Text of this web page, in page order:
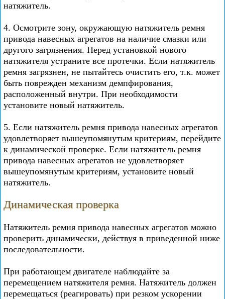
натяжитель.
4. Осмотрите зону, окружающую натяжитель ремня
привода навесных агрегатов на наличие смазки или
другого загрязнения. Перед установкой нового
натяжителя устраните все протечки. Если натяжитель
ремня загрязнен, не пытайтесь очистить его, т.к. может
быть поврежден механизм демпфирования,
расположенный внутри. При необходимости
установите новый натяжитель.
5. Если натяжитель ремня привода навесных агрегатов
удовлетворяет вышеупомянутым критериям, перейдите
к динамической проверке. Если натяжитель ремня
привода навесных агрегатов не удовлетворяет
вышеупомянутым критериям, установите новый
натяжитель.
Динамическая проверка
Натяжитель ремня привода навесных агрегатов можно
проверить динамически, действуя в приведенной ниже
последовательности.
При работающем двигателе наблюдайте за
перемещением натяжителя ремня. Натяжитель должен
перемещаться (реагировать) при резком ускорении